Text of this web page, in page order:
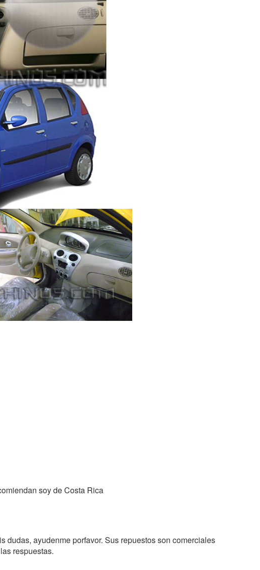
soy de Costa Rica
dudas, ayudenme porfavor. Sus repuestos son comerciales
respuestas.